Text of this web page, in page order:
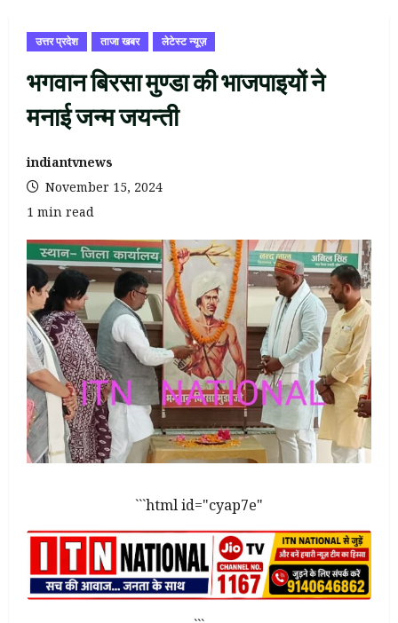
उत्तर प्रदेश ताजा खबर लेटेस्ट न्यूज़
भगवान बिरसा मुण्डा की भाजपाइयों ने
मनाई जन्म जयन्ती
indiantvnews
November 15, 2024
1 min read
```html id="cyap7e"